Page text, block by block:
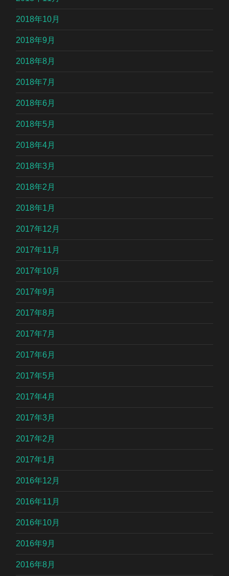
2018年10月
2018年9月
2018年8月
2018年7月
2018年6月
2018年5月
2018年4月
2018年3月
2018年2月
2018年1月
2017年12月
2017年11月
2017年10月
2017年9月
2017年8月
2017年7月
2017年6月
2017年5月
2017年4月
2017年3月
2017年2月
2017年1月
2016年12月
2016年11月
2016年10月
2016年9月
2016年8月